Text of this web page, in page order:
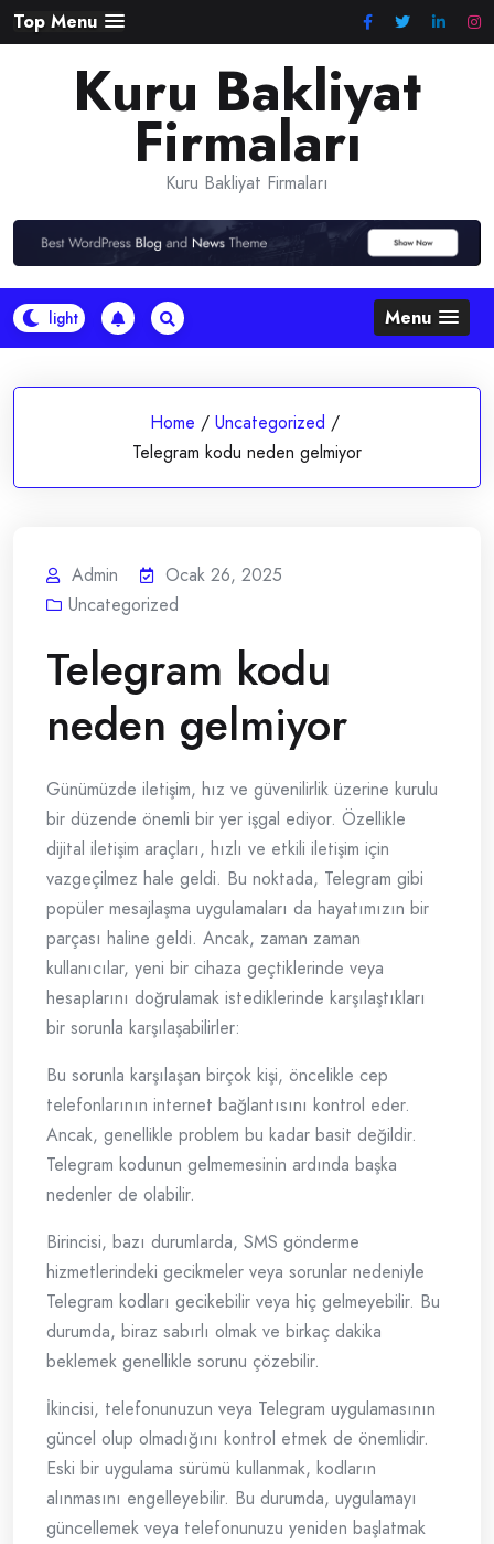
Skip
to
Top Menu
Kuru Bakliyat
Firmaları
Kuru Bakliyat Firmaları
Menu
Home / Uncategorized /
Telegram kodu neden gelmiyor
Admin
Ocak 26, 2025
Uncategorized
Telegram kodu
neden gelmiyor
Günümüzde iletişim, hız ve güvenilirlik üzerine kurulu
bir düzende önemli bir yer işgal ediyor. Özellikle
dijital iletişim araçları, hızlı ve etkili iletişim için
vazgeçilmez hale geldi. Bu noktada, Telegram gibi
popüler mesajlaşma uygulamaları da hayatımızın bir
parçası haline geldi. Ancak, zaman zaman
kullanıcılar, yeni bir cihaza geçtiklerinde veya
hesaplarını doğrulamak istediklerinde karşılaştıkları
bir sorunla karşılaşabilirler:
Bu sorunla karşılaşan birçok kişi, öncelikle cep
telefonlarının internet bağlantısını kontrol eder.
Ancak, genellikle problem bu kadar basit değildir.
Telegram kodunun gelmemesinin ardında başka
nedenler de olabilir.
Birincisi, bazı durumlarda, SMS gönderme
hizmetlerindeki gecikmeler veya sorunlar nedeniyle
Telegram kodları gecikebilir veya hiç gelmeyebilir. Bu
durumda, biraz sabırlı olmak ve birkaç dakika
beklemek genellikle sorunu çözebilir.
İkincisi, telefonunuzun veya Telegram uygulamasının
güncel olup olmadığını kontrol etmek de önemlidir.
Eski bir uygulama sürümü kullanmak, kodların
alınmasını engelleyebilir. Bu durumda, uygulamayı
güncellemek veya telefonunuzu yeniden başlatmak